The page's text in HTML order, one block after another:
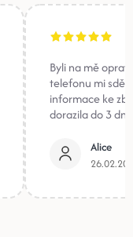
Byli na mě
telefonu mi
informace ke
dorazila do 3
Alice